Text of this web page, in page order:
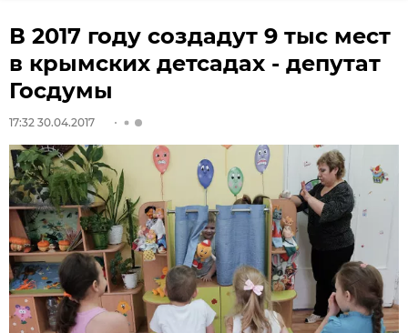
В 2017 году создадут 9 тыс мест
в крымских детсадах - депутат
Госдумы
17:32 30.04.2017